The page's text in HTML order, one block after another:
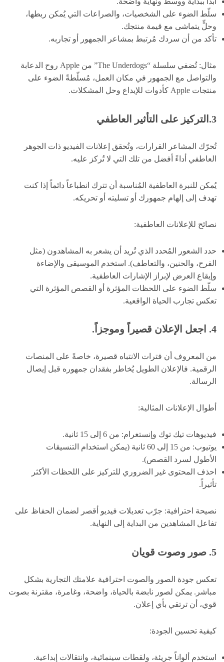
سلّط الضوء على الشخصيات، والصراعات التي يُمكن ربطها،
وحلٍّ يتماشى مع قيمة منتجك.
تأكد من أن سردك مُرتبط بمشاعر الجمهور أو تجاربه.
مثال: تُضفي سلسلة “The Underdogs” من Apple روح الدعابة
والتواصل مع الجمهور في مكان العمل، مُسلّطةً الضوء على
منتجات Apple كأدوات للإبداع وحل المشكلات.
3.التركيز على التأثير العاطفي
تُحرّك المشاعر القرارات، وتُحقق إعلانات الفيديو ذات الجوهر
العاطفي أداءً أفضل من تلك التي لا تُركز عليه.
يُمكن للنبرة العاطفية المُناسبة أن تترك انطباعاً دائماً إذا كنت
تهدف إلى إلهام جمهورك أو تسليته أو تحريكه.
نصائح للإعلانات العاطفية:
حدد الشعور المُحدد الذي تُريد أن يشعر به المشاهدون (مثل
الفرح، والحنين، والتعاطف). استخدم الموسيقى والإضاءة
وإيقاع العرض لإبراز الإشارات العاطفية.
سلّط الضوء على اللحظات المؤثرة أو القصص المؤثرة التي
تعكس تجارب الحياة الواقعية.
4. اجعل الإعلان قصيراً وموجزاً.
من المعروف أن فترات الانتباه قصيرة، خاصةً على المنصات
الرقمية. فالإعلان الطويل يُخاطر بفقدان جمهوره قبل إيصال
الرسالة.
أطوال الإعلانات المثالية:
فيديوهات تيك توك وإنستغرام: من 6 إلى 15 ثانية.
يوتيوب: من 15 إلى 60 ثانية (يمكن استخدام التنسيقات
الأطول لسرد القصص).
احذف المحتوى غير الضروري للتركيز على اللحظات الأكثر
تأثيراً.
نصيحة احترافية: جرّب تعديلات فيديو أقصر لضمان الحفاظ على
تفاعل المشاهدين من البداية إلى النهاية.
5. صور وصوت قويان
تعكس جودة الصور والصوت احترافية علامتك التجارية بشكل
مباشر. يمكن لصور نابضة بالحياة، واضحة، وغامرة، مقترنة بصوت
قوي، أن ترتقي بأي إعلان.
كيفية تحسين الجودة:
استخدم ألواناً جريئة، ولقطات سينمائية، وانتقالات إبداعية.